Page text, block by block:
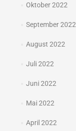
Oktober 2022
September 2022
August 2022
Juli 2022
Juni 2022
Mai 2022
April 2022